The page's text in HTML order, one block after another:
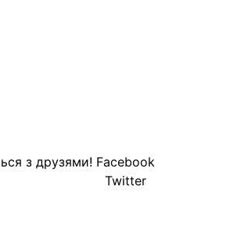
з друзями! Facebook
Twitter